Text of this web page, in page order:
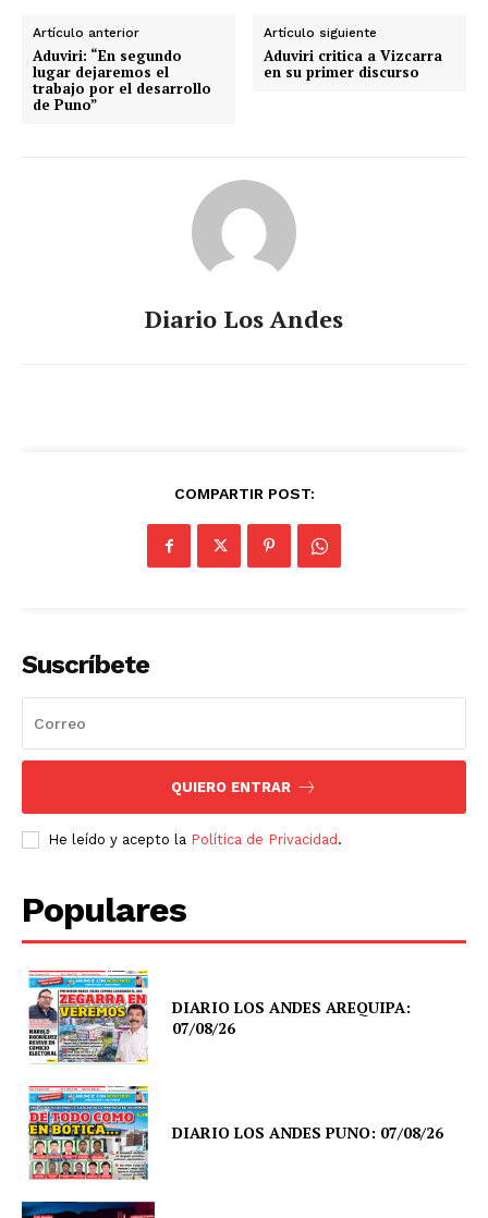
Artículo anterior
Aduviri: “En segundo
lugar dejaremos el
trabajo por el desarrollo
de Puno”
Artículo siguiente
Aduviri critica a Vizcarra
en su primer discurso
Diario Los Andes
COMPARTIR POST:
Suscríbete
QUIERO ENTRAR
He leído y acepto la Política de Privacidad .
Populares
DIARIO LOS ANDES AREQUIPA:
07/08/26
DIARIO LOS ANDES PUNO: 07/08/26